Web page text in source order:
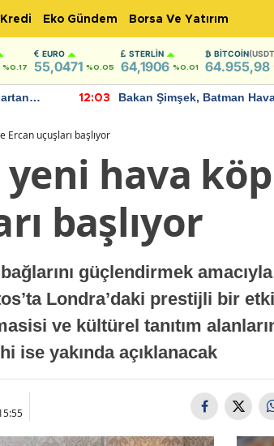
Kredi Eko Gündem Borsa Ve Yatırım
%0.17
EURO
55,0471 %0.05
STERLIN
64,1906 %0.01
BITCOIN
64.955,98
12:03
Bakan Şimşek, Batman
Ercan uçuşları başlıyor
yeni hava
başlıyor
güçlendirmek
Londra’daki prestijli bir
ve kültürel tanıtım
ise yakında açıklanacak